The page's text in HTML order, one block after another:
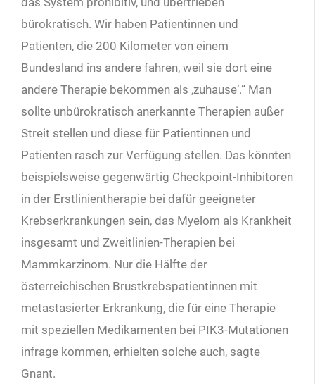
bürokratisch. Wir haben Patientinnen und
Patienten, die 200 Kilometer von einem
Bundesland ins andere fahren, weil sie dort eine
andere Therapie bekommen als ‚zuhause‘.“ Man
sollte unbürokratisch anerkannte Therapien außer
Streit stellen und diese für Patientinnen und
Patienten rasch zur Verfügung stellen. Das könnten
beispielsweise gegenwärtig Checkpoint-Inhibitoren
in der Erstlinientherapie bei dafür geeigneter
Krebserkrankungen sein, das Myelom als Krankheit
insgesamt und Zweitlinien-Therapien bei
Mammkarzinom. Nur die Hälfte der
österreichischen Brustkrebspatientinnen mit
metastasierter Erkrankung, die für eine Therapie
mit speziellen Medikamenten bei PIK3-Mutationen
infrage kommen, erhielten solche auch, sagte
Gnant.